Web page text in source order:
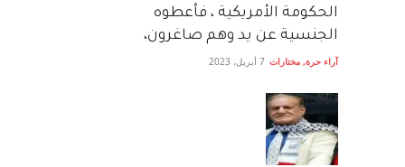
الحكومة الأمريكية ، فأعطوه
الجنسية عن يد وهم صاغرون،
آراء حرة, مختارات 7 أبريل، 2023